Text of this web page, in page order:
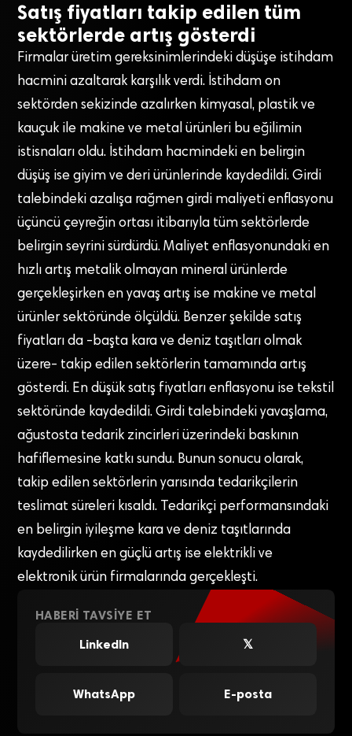
Satış fiyatları takip edilen tüm
sektörlerde artış gösterdi
Firmalar üretim gereksinimlerindeki düşüşe istihdam
hacmini azaltarak karşılık verdi. İstihdam on
sektörden sekizinde azalırken kimyasal, plastik ve
kauçuk ile makine ve metal ürünleri bu eğilimin
istisnaları oldu. İstihdam hacmindeki en belirgin
düşüş ise giyim ve deri ürünlerinde kaydedildi. Girdi
talebindeki azalışa rağmen girdi maliyeti enflasyonu
üçüncü çeyreğin ortası itibarıyla tüm sektörlerde
belirgin seyrini sürdürdü. Maliyet enflasyonundaki en
hızlı artış metalik olmayan mineral ürünlerde
gerçekleşirken en yavaş artış ise makine ve metal
ürünler sektöründe ölçüldü. Benzer şekilde satış
fiyatları da -başta kara ve deniz taşıtları olmak
üzere- takip edilen sektörlerin tamamında artış
gösterdi. En düşük satış fiyatları enflasyonu ise tekstil
sektöründe kaydedildi. Girdi talebindeki yavaşlama,
ağustosta tedarik zincirleri üzerindeki baskının
hafiflemesine katkı sundu. Bunun sonucu olarak,
takip edilen sektörlerin yarısında tedarikçilerin
teslimat süreleri kısaldı. Tedarikçi performansındaki
en belirgin iyileşme kara ve deniz taşıtlarında
kaydedilirken en güçlü artış ise elektrikli ve
elektronik ürün firmalarında gerçekleşti.
HABERI TAVSIYE ET
LinkedIn
𝕏
WhatsApp E-posta